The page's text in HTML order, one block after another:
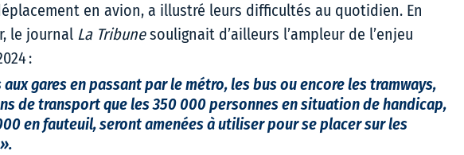
en avion, a illustré leurs difficultés au quotidien. En
le journal La Tribune soulignait d’ailleurs l’ampleur de l’enjeu
:
aux gares en passant par le métro, les bus ou encore les tramways,
de transport que les 350 000 personnes en situation de handicap,
en fauteuil, seront amenées à utiliser pour se placer sur les